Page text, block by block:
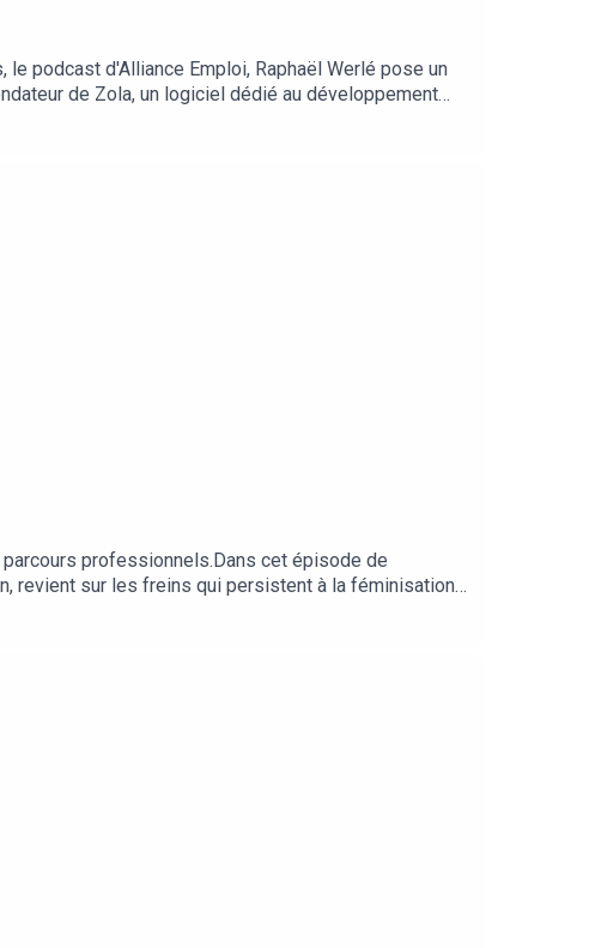
podcast d'Alliance Emploi, Raphaël Werlé pose un
de Zola, un logiciel dédié au développement
partage ses conseils. « Dans la conception du
toute conscience. Bonne écoute !
professionnels.Dans cet épisode de
revient sur les freins qui persistent à la féminisation
du site Santé Assistance Promotion (SAP), elle
les métiers industriels et accompagner leur